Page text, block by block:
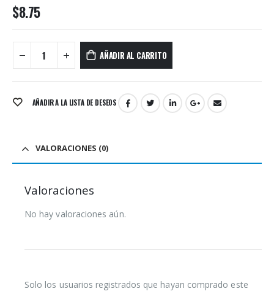
$8.75
AÑADIR AL CARRITO
AÑADIR A LA LISTA DE DESEOS
VALORACIONES (0)
Valoraciones
No hay valoraciones aún.
Solo los usuarios registrados que hayan comprado este